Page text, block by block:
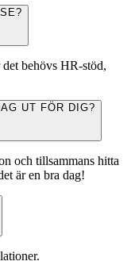
behövs HR-stöd,
UT FÖR DIG?
och tillsammans hitta
är en bra dag!